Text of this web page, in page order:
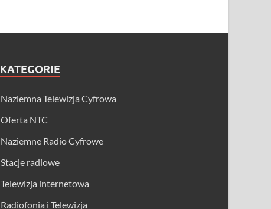
KATEGORIE
Naziemna Telewizja Cyfrowa
Oferta NTC
Naziemne Radio Cyfrowe
Stacje radiowe
Telewizja internetowa
Radiofonia i Telewizja